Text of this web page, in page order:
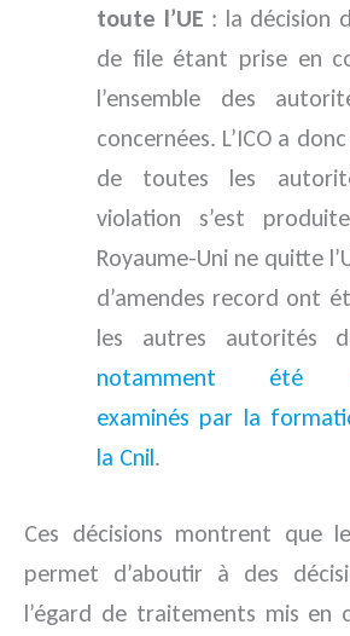
toute l’UE : la décision
de file étant prise en
l’ensemble des
concernées. L’ICO a
de toutes les
violation s’est
Royaume-Uni ne quitte
d’amendes record ont
les autres autorités
notamment été
examinés par la
la Cnil.
Ces décisions montrent que
permet d’aboutir à des
l’égard de traitements mis en